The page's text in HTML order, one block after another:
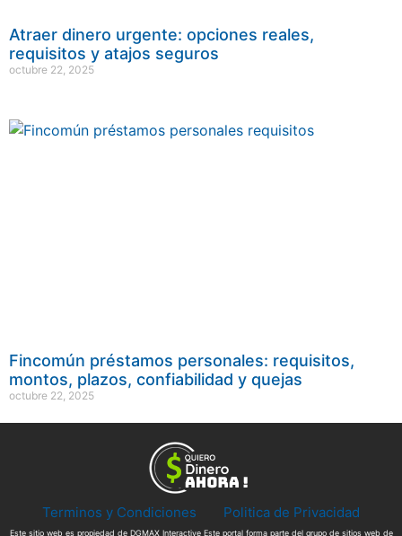
Atraer dinero urgente: opciones reales,
requisitos y atajos seguros
octubre 22, 2025
Fincomún préstamos personales: requisitos,
montos, plazos, confiabilidad y quejas
octubre 22, 2025
Terminos y Condiciones Politica de Privacidad
Este sitio web es propiedad de DGMAX Interactive Este portal forma parte del grupo de sitios web de